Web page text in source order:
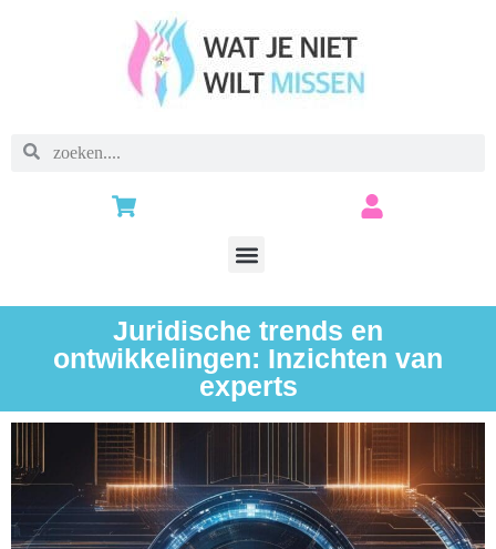
Juridische trends en
ontwikkelingen: Inzichten van
experts